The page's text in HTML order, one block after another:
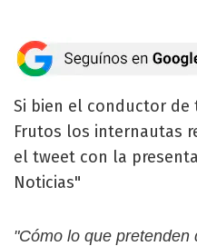
Si bien el conductor de
Frutos los internautas
el tweet con la
Noticias"
"Cómo lo que